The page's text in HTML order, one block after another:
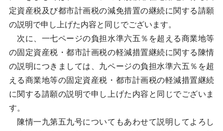
定資産税及び都市計画税の減免措置の継続に関する請願
の説明で申し上げた内容と同じでございます。
次に、一七ページの負担水準六五％を超える商業地等
の固定資産税・都市計画税の軽減措置継続に関する陳情
の説明につきましては、九ページの負担水準六五％を超
える商業地等の固定資産税・都市計画税の軽減措置継続
に関する請願の説明で申し上げた内容と同じでございま
す。
陳情一九第五九号についてもあわせて説明してよろし